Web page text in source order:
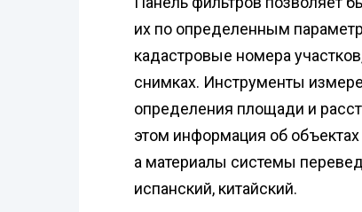
их по определенным
кадастровые номера
снимках. Инструменты
определения площади и
этом информация об
а материалы системы
испанский, китайский.